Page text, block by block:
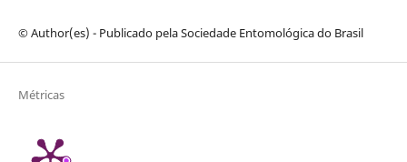
© Author(es) - Publicado pela Sociedade Entomológica do Brasil
Métricas